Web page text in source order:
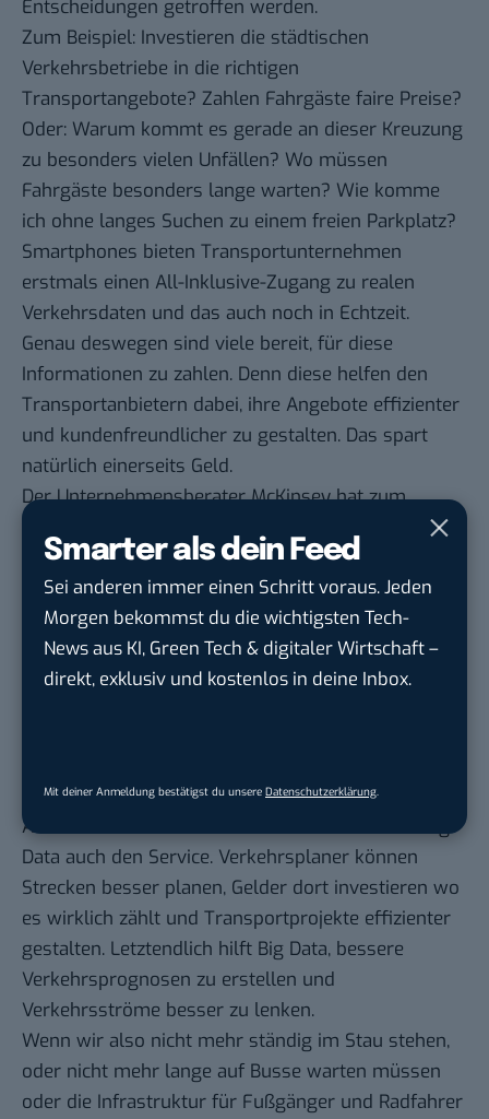
Smarter als dein Feed
Sei anderen immer einen Schritt voraus. Jeden
Morgen bekommst du die wichtigsten Tech-
News aus KI, Green Tech & digitaler Wirtschaft –
direkt, exklusiv und kostenlos in deine Inbox.
Mit deiner Anmeldung bestätigst du unsere Datenschutzerklärung.
Entscheidungen getroffen werden.
Zum Beispiel: Investieren die städtischen
Verkehrsbetriebe in die richtigen
Transportangebote? Zahlen Fahrgäste faire Preise?
Oder: Warum kommt es gerade an dieser Kreuzung
zu besonders vielen Unfällen? Wo müssen
Fahrgäste besonders lange warten? Wie komme
ich ohne langes Suchen zu einem freien Parkplatz?
Smartphones bieten Transportunternehmen
erstmals einen All-Inklusive-Zugang zu realen
Verkehrsdaten und das auch noch in Echtzeit.
Genau deswegen sind viele bereit, für diese
Informationen zu zahlen. Denn diese helfen den
Transportanbietern dabei, ihre Angebote effizienter
und kundenfreundlicher zu gestalten. Das spart
natürlich einerseits Geld.
Der Unternehmensberater McKinsey hat zum
Flughafen die US-Wirtschaft mit 6 Milliarden US-
Dollar belastet. In Europa machen die Kosten für
Staus sogar 1% des Bruttoinlandsproduktes aus.
Eine effizientere Infrastruktur könnte dagegen nach
Einschätzung von McKinseyjährlich bis zu 400
Andererseits verbessern diese Investitionen in Big
Data auch den Service. Verkehrsplaner können
Strecken besser planen, Gelder dort investieren wo
es wirklich zählt und Transportprojekte effizienter
gestalten. Letztendlich hilft Big Data, bessere
Verkehrsprognosen zu erstellen und
Verkehrsströme besser zu lenken.
Wenn wir also nicht mehr ständig im Stau stehen,
oder nicht mehr lange auf Busse warten müssen
oder die Infrastruktur für Fußgänger und Radfahrer